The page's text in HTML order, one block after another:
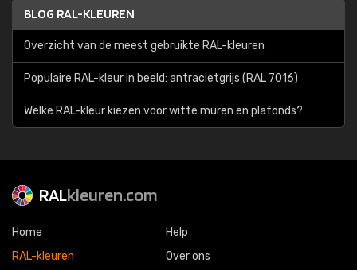
BLOG RAL-KLEUREN
Overzicht van de meest gebruikte RAL-kleuren
Populaire RAL-kleur in beeld: antracietgrijs (RAL 7016)
Welke RAL-kleur kiezen voor witte muren en plafonds?
RALkleuren.com
Home
RAL-kleuren
Help
Over ons